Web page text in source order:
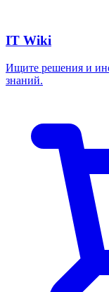
IT Wiki
Ищите решения и
знаний.